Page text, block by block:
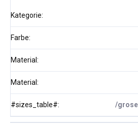
Kategorie:
Farbe:
Material :
Material :
#sizes_table#: /